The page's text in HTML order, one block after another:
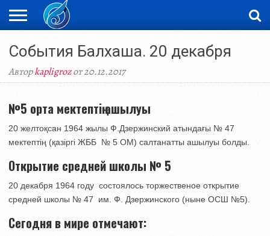
ЖАҢАЛЫҚТАР
НОВОСТИ
ВИДЕО
ФОТОРЕПОРТАЖИ
ОРКЕН
События Балхаша. 20 декабря
Авторkapligrozот 20.12.2017
№5 орта мектептің ашылуы
20 желтоқсан 1964 жылы Ф.Дзержинский атындағы № 47
мектептің (қазіргі ЖББ № 5 ОМ) салтанатты ашылуы болды.
Открытие средней школы № 5
20 декабря 1964 году состоялось торжественое открытие
средней школы № 47 им. Ф. Дзержинского (ныне ОСШ №5).
Сегодня в мире отмечают: